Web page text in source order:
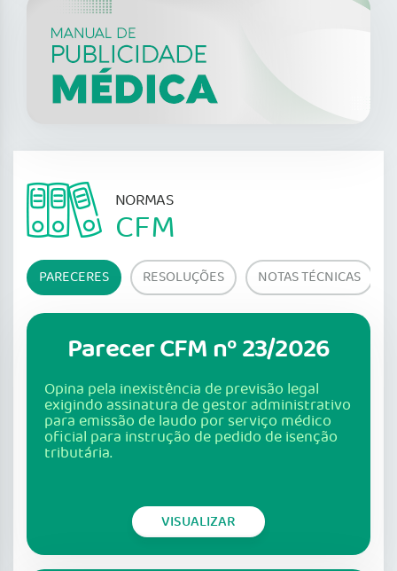
NORMAS
CFM
PARECERES RESOLUÇÕES NOTAS TÉCNICAS
Parecer CFM nº 23/2026
Opina pela inexistência de previsão legal
exigindo assinatura de gestor administrativo
para emissão de laudo por serviço médico
oficial para instrução de pedido de isenção
tributária.
VISUALIZAR